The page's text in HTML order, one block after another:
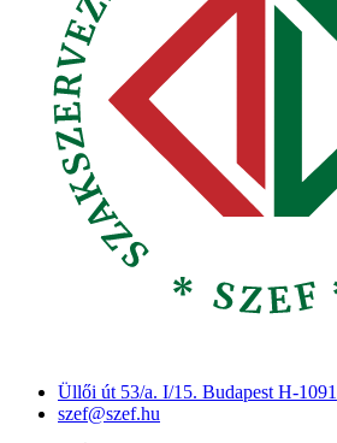
Üllői út 53/a. I/15. Budapest H-1091
szef@szef.hu